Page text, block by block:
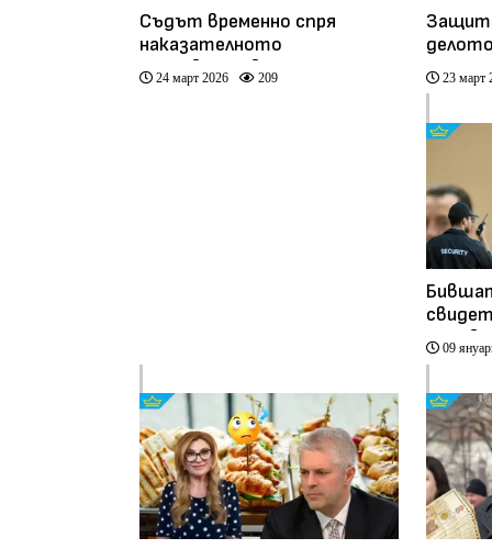
Съдът временно спря
наказателното
производство по делото
„Коцев“ (видео)
24 март 2026 209
охрана
23 март
Коцев,
охрана
09